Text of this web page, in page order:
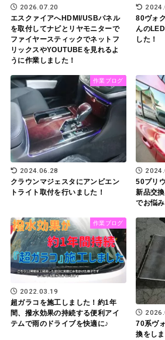
2026.07.20
エスクァイアへHDMI/USBパネル
を取付してナビとリヤモニターで
ファイヤースティックでネットフ
リックスやYOUTUBEを見れるよ
うに作業しました！
80ヴォ
んの
した！
作業ブログ
2024.06.28
クラウンマジェスタにアンビエン
トライト取付を行いました！
50プリ
新品交
でお悩
作業ブログ
2022.03.19
超ガラコを施工しました！約1年
間、撥水効果の持続する便利アイ
テムで雨のドライブを快適に♪
70系ヴ
換をし